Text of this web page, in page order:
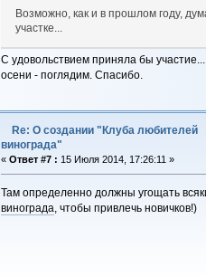
Возможно, как и в прошлом году,
участке...
С удовольствием приняла бы
осени - поглядим. Спасибо.
Re: О создании "Клуба любителей
винограда"
« Ответ #7 : 15 Июля 2014, 17:26:11 »
Там определенно должны угощать
винограда, чтобы привлечь новичков!)